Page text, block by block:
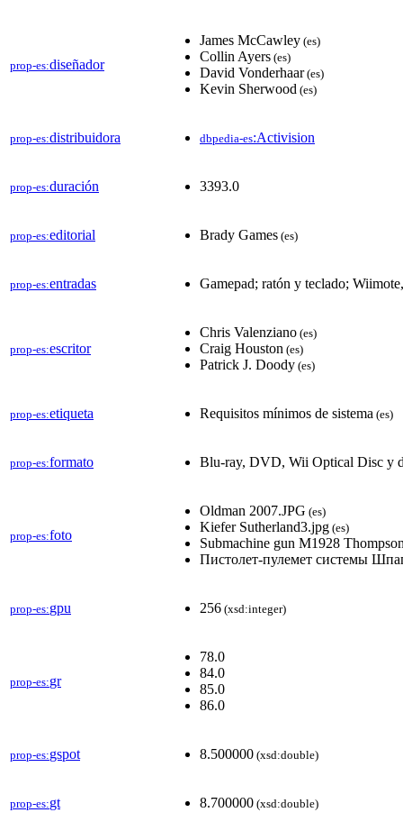
prop-es:diseñador
James McCawley (es)
Collin Ayers (es)
David Vonderhaar(es)
Kevin Sherwood (es)
prop-es:distribuidora dbpedia-es:Activision
prop-es:duración 3393.0
prop-es:editorial Brady Games (es)
prop-es:entradas Gamepad; ratón y teclado;
prop-es:escritor
Chris Valenziano (es)
Craig Houston (es)
Patrick J. Doody (es)
prop-es:etiqueta Requisitos mínimos de sistema (es)
prop-es:formato Blu-ray, DVD, Wii Optical Disc y
prop-es:foto
Oldman 2007.JPG (es)
Kiefer Sutherland3.jpg (es)
Submachine gun M1928
Пистолет-пулемет системы
prop-es:gpu 256 (xsd:integer)
prop-es:gr
78.0
84.0
85.0
86.0
prop-es:gspot 8.500000 (xsd:double)
prop-es:gt 8.700000 (xsd:double)